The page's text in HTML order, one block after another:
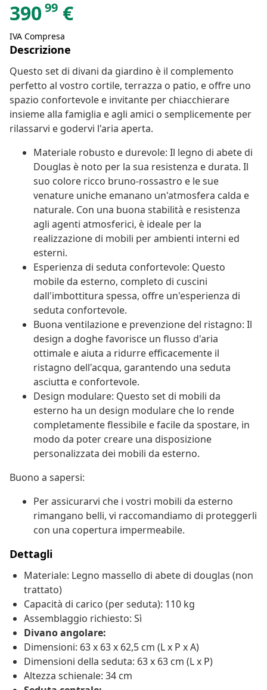
39099 €
IVA Compresa
Descrizione
Questo set di divani da giardino è il complemento
perfetto al vostro cortile, terrazza o patio, e offre uno
spazio confortevole e invitante per chiacchierare
insieme alla famiglia e agli amici o semplicemente per
rilassarvi e godervi l'aria aperta.
Materiale robusto e durevole: Il legno di abete di
Douglas è noto per la sua resistenza e durata. Il
suo colore ricco bruno-rossastro e le sue
venature uniche emanano un'atmosfera calda e
naturale. Con una buona stabilità e resistenza
agli agenti atmosferici, è ideale per la
realizzazione di mobili per ambienti interni ed
esterni.
Esperienza di seduta confortevole: Questo
mobile da esterno, completo di cuscini
dall'imbottitura spessa, offre un'esperienza di
seduta confortevole.
Buona ventilazione e prevenzione del ristagno: Il
design a doghe favorisce un flusso d'aria
ottimale e aiuta a ridurre efficacemente il
ristagno dell'acqua, garantendo una seduta
asciutta e confortevole.
Design modulare: Questo set di mobili da
esterno ha un design modulare che lo rende
completamente flessibile e facile da spostare, in
modo da poter creare una disposizione
personalizzata dei mobili da esterno.
Buono a sapersi:
Per assicurarvi che i vostri mobili da esterno
rimangano belli, vi raccomandiamo di proteggerli
con una copertura impermeabile.
Dettagli
Materiale: Legno massello di abete di douglas (non
trattato)
Capacità di carico (per seduta): 110 kg
Assemblaggio richiesto: Sì
Divano angolare:
Dimensioni: 63 x 63 x 62,5 cm (L x P x A)
Dimensioni della seduta: 63 x 63 cm (L x P)
Altezza schienale: 34 cm